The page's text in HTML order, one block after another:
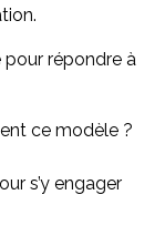
pour répondre à
ce modèle ?
s’y engager